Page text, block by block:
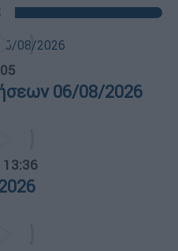
06/08/2026
13:36